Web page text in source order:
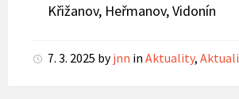
Křižanov, Heřmanov, Vidonín
7. 3. 2025 by jnn in Aktuality,